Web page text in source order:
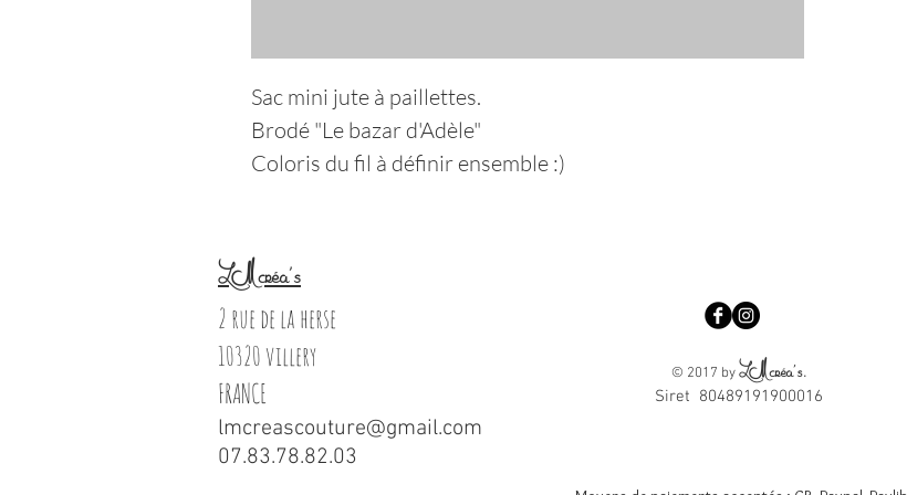
Sac mini jute à paillettes.
Brodé "Le bazar d'Adèle"
Coloris du fil à définir ensemble :)
LM créa's
2 rue de la herse
10320 villery
FRANCE
lmcreascouture@gmail.com
07.83.78.82.03
© 2017 byLM créa's.
Siret 80489191900016